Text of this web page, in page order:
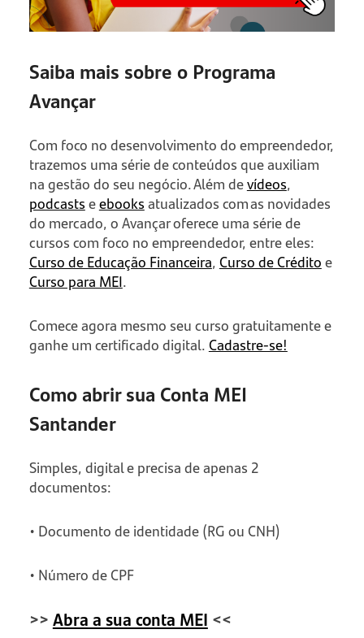
Saiba mais sobre o Programa
Avançar
Com foco no desenvolvimento do empreendedor,
trazemos uma série de conteúdos que auxiliam
na gestão do seu negócio. Além devídeos,
podcastseebooksatualizados com as novidades
do mercado, o Avançar oferece uma série de
cursos com foco no empreendedor, entre eles:
Curso de Educação Financeira, Curso de Créditoe
Curso para MEI.
Comece agora mesmo seu curso gratuitamente e
ganhe um certificado digital.Cadastre-se!
Como abrir sua Conta MEI
Santander
Simples, digital e precisa de apenas 2
documentos:
• Documento de identidade (RG ou CNH)
• Número de CPF
>> Abra a sua conta MEI <<